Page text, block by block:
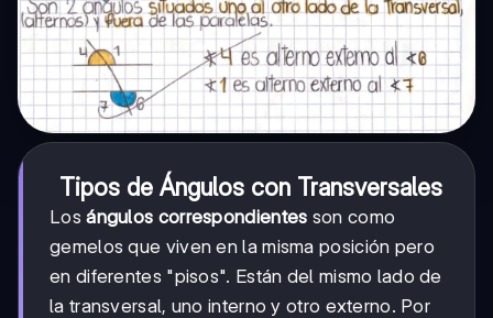
Tipos de Ángulos con Transversales
Losángulos correspondientes son como
gemelos que viven en la misma posición pero
en diferentes "pisos". Están del mismo lado de
la transversal, uno interno y otro externo. Por